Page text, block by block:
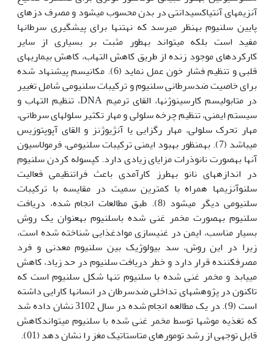
آنزیم‏های آنتی‏اکسیدانتی در بدن محسوب می‏شود و مصرف دزهای
پایین سلنیوم به‏نظر می­رسد که نه‏تنها برای پیش‏گیری سرطان‏ها
مفید است بلکه می‏تواند به‏طور مثبت بر بسیاری از سایر
کارکردهای موجود زنده از طریق کاهش التهاب، کاهش بیماری‏های
قلبی و تنظیم فشار خون عمل نماید (6). مکانیسم پیشنهاد شده
برای خاصیت ضدسرطانی سلنیوم و ترکیبات سلنیومی شامل تغییر
در متابولیسم کارسینوژن‏ها، القای ترمیم DNA، تنظیم التهاب و
سیستم ایمنی، تنظیم چرخه سلولی و مهار تکثیر سلول‏های سرطانی،
مهار تحرک سلولی، مهار رگزایی یا آنژیوژنز و القای آپوپتوزیس
می‏باشد (7). به‏منظور بهبود ایمنی ترکیبات سلنیومی، فرمولاسیون
آن‏ها به‏صورت نانوذرات مزایای زیادی دارد. کپسوله کردن سلنیوم
در اندازه‏های نانو به‏طرز کارآمدی باعث فراتنظیمی فعالیت
سلنوآنزیم‏ها همراه با کم‏ترین سمیت در مقایسه با ترکیبات
سلنیومی دیگر میشود (8). طبق مطالعات انجام شده، دریافت
سلنیوم به‏صورت مخمر غنی شده باسلنیوم به‏عنوان یک روش
بسیار مناسب، ایمن در غنی­سازی موادغذایی شناخته شده است،
زیرا در این روش، سد بیولوژیک بین سلنیوم معدنی و فرد
مصرف‏کننده قرار دارد و خطر دریافت سلنیوم در حد زیاد، کاهش
می­یابد و مخمر غنی شده با سلنیوم تنها شکل سلنیوم است که
تاکنون در پژوهش‏های تداخلی ضدسرطان در انسان‏ها کارایی داشته
است (9). در یک مطالعه انجام شده در سال 3102 نشان داده شد
که تغذیه موش­ها توسط مخمر غنی شده با سلنیوم می‏تواندکاهش
قابل توجهی از رشد تومورهای متاستاتیک مغز را نشان دهد (01).